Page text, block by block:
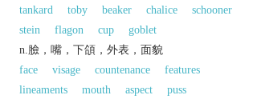
tankard
toby beaker chalice
schooner
stein
flagon cup
goblet
n.臉，嘴，下頜，外表，面貌
face
visage countenance
features
lineaments
mouth aspect
puss